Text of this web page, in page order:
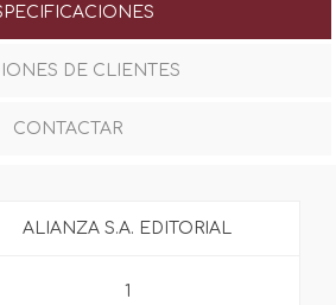
DE CLIENTES
CONTACTAR
ALIANZA S.A. EDITORIAL
1